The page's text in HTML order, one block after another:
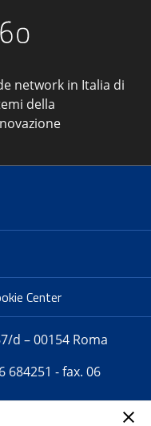
network in Italia di
della
Center
d – 00154 Roma
684251 - fax. 06